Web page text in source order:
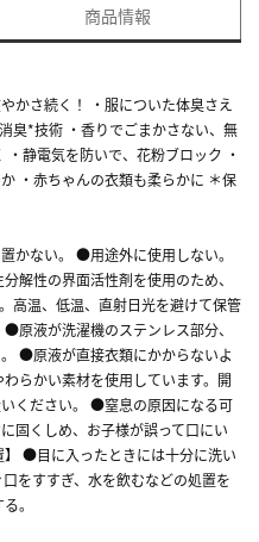
商品情報
かさ続く！ ・服についた体臭さえ
臭*技術 ・香りでごまかさない、無
静電気を防いで、花粉ブロック ・
・赤ちゃんの衣類も柔らかに ＊保
かない。 ●用途外に使用しない。
解性の界面活性剤を使用のため、
高温、低温、直射日光を避けて保管
原液が洗濯機のステンレス部分、
●原液が直接衣類にかからないよ
らかい素材を使用しています。開
ください。 ●窒息の原因になる可
固くしめ、お子様が誤って口にい
●目に入ったときには十分に洗い
をすすぎ、水を飲むなどの処置を
。